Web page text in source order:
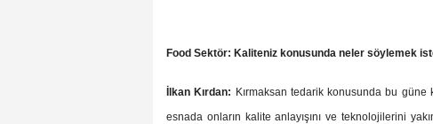
Food Sektör: Kaliteniz konusunda neler söylemek
İlkan Kırdan: Kırmaksan tedarik konusunda bu güne
esnada onların kalite anlayışını ve teknolojilerini